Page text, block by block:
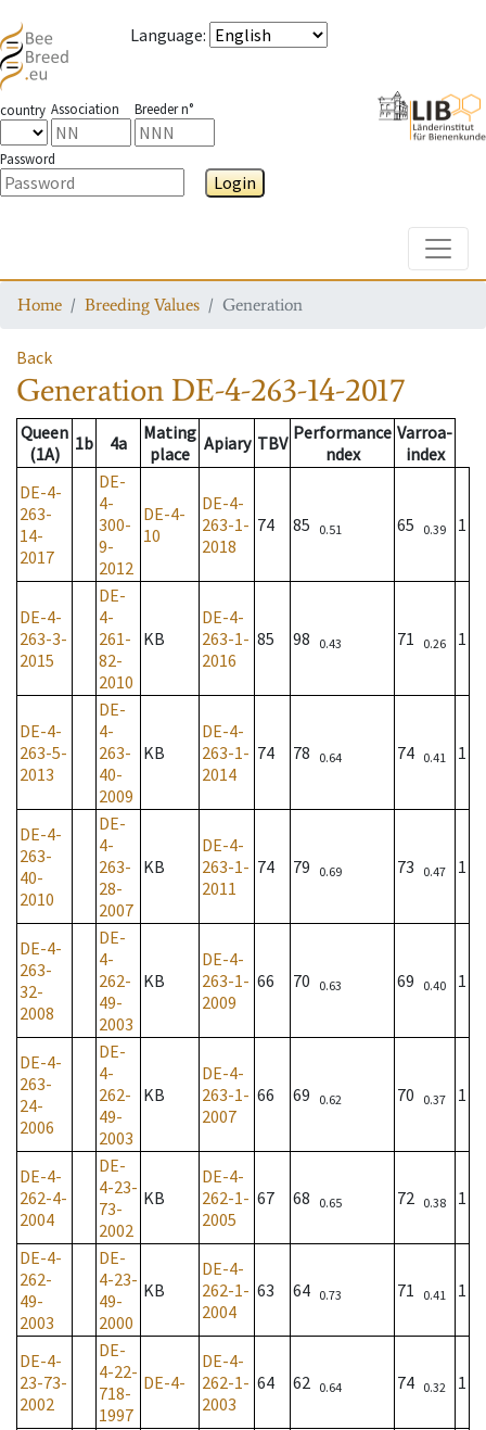
Language:
country Association Breeder n°
Password
Login
Home Breeding Values Generation
Back
Generation DE-4-263-14-2017
Queen
(1A)
1b 4a
Mating
place
Apiary TBV Performance
ndex
Varroa-
index
DE-4-
263-
14-
2017
DE-
4-
300-
9-
2012
DE-4-
10
DE-4-
263-1-
2018
74 85 0.51 65 0.39 1
DE-4-
263-3-
2015
DE-
4-
261-
82-
2010
KB
DE-4-
263-1-
2016
85 98 0.43 71 0.26 1
DE-4-
263-5-
2013
DE-
4-
263-
40-
2009
KB
DE-4-
263-1-
2014
74 78 0.64 74 0.41 1
DE-4-
263-
40-
2010
DE-
4-
263-
28-
2007
KB
DE-4-
263-1-
2011
74 79 0.69 73 0.47 1
DE-4-
263-
32-
2008
DE-
4-
262-
49-
2003
KB
DE-4-
263-1-
2009
66 70 0.63 69 0.40 1
DE-4-
263-
24-
2006
DE-
4-
262-
49-
2003
KB
DE-4-
263-1-
2007
66 69 0.62 70 0.37 1
DE-4-
262-4-
2004
DE-
4-23-
73-
2002
KB
DE-4-
262-1-
2005
67 68 0.65 72 0.38 1
DE-4-
262-
49-
2003
DE-
4-23-
49-
2000
KB
DE-4-
262-1-
2004
63 64 0.73 71 0.41 1
DE-4-
23-73-
2002
DE-
4-22-
718-
1997
DE-4-
DE-4-
262-1-
2003
64 62 0.64 74 0.32 1